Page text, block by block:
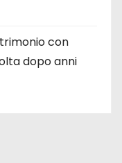
con
dopo anni